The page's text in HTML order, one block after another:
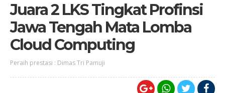
Juara 2 LKS Tingkat Profinsi
Jawa Tengah Mata Lomba
Cloud Computing
Peraih prestasi : Dimas Tri Pamuji